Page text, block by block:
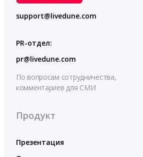
support@livedune.com
PR-отдел:
pr@livedune.com
По вопросам сотрудничества,
комментариев для СМИ
Продукт
Презентация